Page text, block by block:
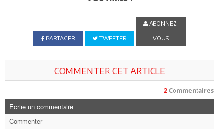
PARTAGER TWEETER
ABONNEZ-
VOUS
COMMENTER CET ARTICLE
2 Commentaires
Ecrire un commentaire
Commenter